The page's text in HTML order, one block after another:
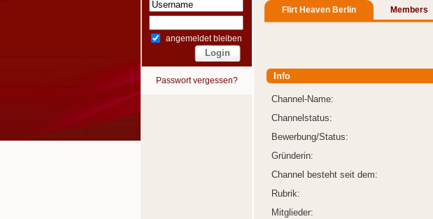
angemeldet bleiben
Passwort vergessen?
Flirt Heaven Berlin Members
Info
Channel-Name:
Channelstatus:
Bewerbung/Status:
Gründerin:
Channel besteht seit dem:
Rubrik:
Mitglieder: